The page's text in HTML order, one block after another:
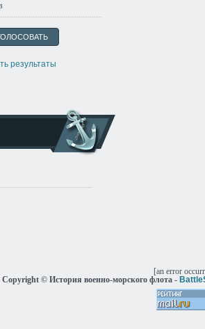
результаты
[an error
Copyright © История военно-морского флота -